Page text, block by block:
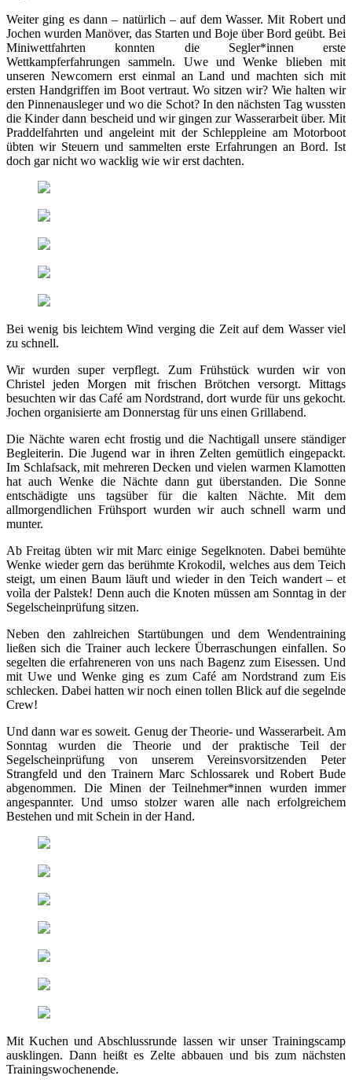
Weiter ging es dann – natürlich – auf dem Wasser. Mit Robert und
Jochen wurden Manöver, das Starten und Boje über Bord geübt. Bei
Miniwettfahrten konnten die Segler*innen erste
Wettkampferfahrungen sammeln. Uwe und Wenke blieben mit
unseren Newcomern erst einmal an Land und machten sich mit
ersten Handgriffen im Boot vertraut. Wo sitzen wir? Wie halten wir
den Pinnenausleger und wo die Schot? In den nächsten Tag wussten
die Kinder dann bescheid und wir gingen zur Wasserarbeit über. Mit
Praddelfahrten und angeleint mit der Schleppleine am Motorboot
übten wir Steuern und sammelten erste Erfahrungen an Bord. Ist
doch gar nicht wo wacklig wie wir erst dachten.
Bei wenig bis leichtem Wind verging die Zeit auf dem Wasser viel
zu schnell.
Wir wurden super verpflegt. Zum Frühstück wurden wir von
Christel jeden Morgen mit frischen Brötchen versorgt. Mittags
besuchten wir das Café am Nordstrand, dort wurde für uns gekocht.
Jochen organisierte am Donnerstag für uns einen Grillabend.
Die Nächte waren echt frostig und die Nachtigall unsere ständiger
Begleiterin. Die Jugend war in ihren Zelten gemütlich eingepackt.
Im Schlafsack, mit mehreren Decken und vielen warmen Klamotten
hat auch Wenke die Nächte dann gut überstanden. Die Sonne
entschädigte uns tagsüber für die kalten Nächte. Mit dem
allmorgendlichen Frühsport wurden wir auch schnell warm und
munter.
Ab Freitag übten wir mit Marc einige Segelknoten. Dabei bemühte
Wenke wieder gern das berühmte Krokodil, welches aus dem Teich
steigt, um einen Baum läuft und wieder in den Teich wandert – et
voìla der Palstek! Denn auch die Knoten müssen am Sonntag in der
Segelscheinprüfung sitzen.
Neben den zahlreichen Startübungen und dem Wendentraining
ließen sich die Trainer auch leckere Überraschungen einfallen. So
segelten die erfahreneren von uns nach Bagenz zum Eisessen. Und
mit Uwe und Wenke ging es zum Café am Nordstrand zum Eis
schlecken. Dabei hatten wir noch einen tollen Blick auf die segelnde
Crew!
Und dann war es soweit. Genug der Theorie- und Wasserarbeit. Am
Sonntag wurden die Theorie und der praktische Teil der
Segelscheinprüfung von unserem Vereinsvorsitzenden Peter
Strangfeld und den Trainern Marc Schlossarek und Robert Bude
abgenommen. Die Minen der Teilnehmer*innen wurden immer
angespannter. Und umso stolzer waren alle nach erfolgreichem
Bestehen und mit Schein in der Hand.
Mit Kuchen und Abschlussrunde lassen wir unser Trainingscamp
ausklingen. Dann heißt es Zelte abbauen und bis zum nächsten
Trainingswochenende.